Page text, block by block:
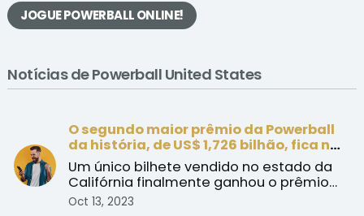
JOGUE POWERBALL ONLINE!
Notícias de Powerball United States
O segundo maior prêmio da Powerball
da história, de US$ 1,726 bilhão, fica na
Califórnia
Um único bilhete vendido no estado da
Califórnia finalmente ganhou o prêmio
Oct 13, 2023